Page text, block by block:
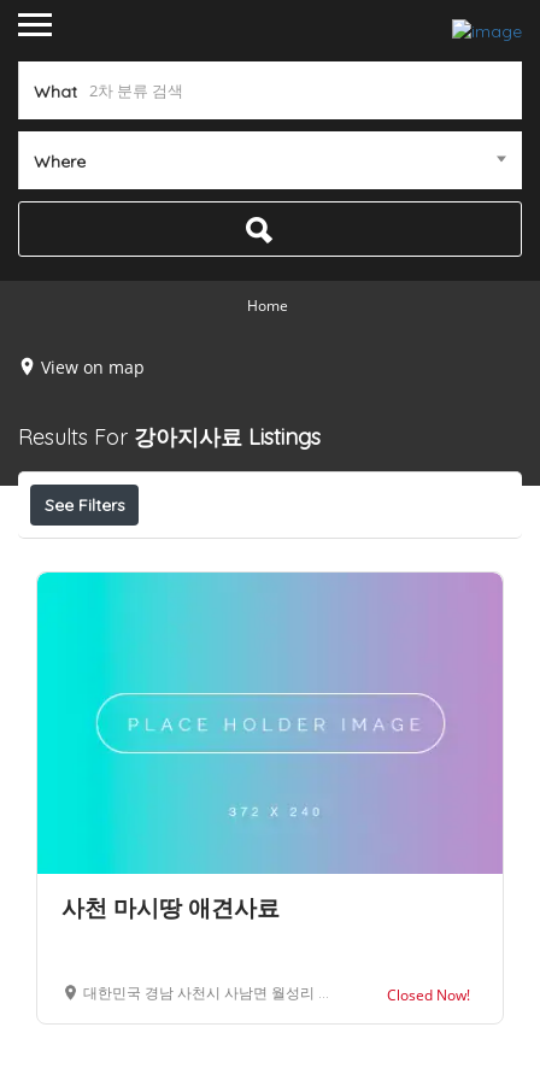
What
Where
Home
View on map
Results For 강아지사료 Listings
See Filters
사천 마시땅 애견사료
대한민국 경남 사천시 사남면 월성리 마시땅 Closed Now!